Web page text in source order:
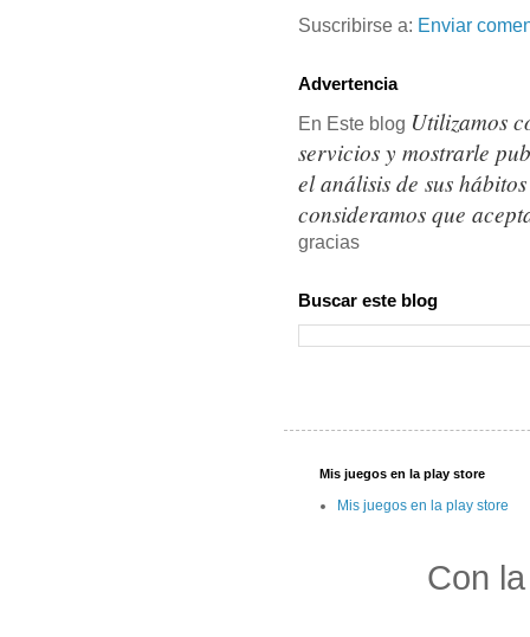
Suscribirse a: Enviar
Advertencia
En Este blog Utilizamos
servicios y mostrarle
el análisis de sus
consideramos que
gracias
Buscar este blog
Mis juegos en la play store
Mis juegos en la play store
Con